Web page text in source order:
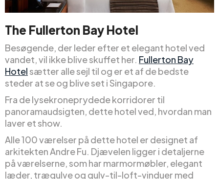
The Fullerton Bay Hotel
Besøgende, der leder efter et elegant hotel ved
vandet, vil ikke blive skuffet her. Fullerton Bay
Hotelsætter alle sejl til og er et af de bedste
steder at se og blive set i Singapore.
Fra de lysekroneprydede korridorer til
panoramaudsigten, dette hotel ved, hvordan man
laver et show.
Alle 100 værelser på dette hotel er designet af
arkitekten Andre Fu. Djævelen ligger i detaljerne
på værelserne, som har marmormøbler, elegant
læder, trægulve og gulv-til-loft-vinduer med